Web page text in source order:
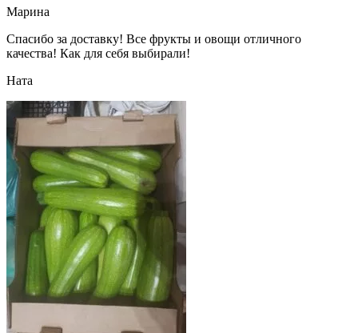
Марина
Спасибо за доставку! Все фрукты и овощи отличного
качества! Как для себя выбирали!
Ната